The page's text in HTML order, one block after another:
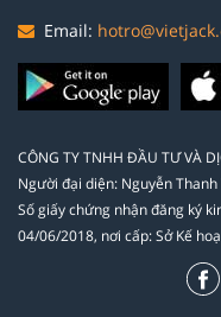
Email:
CÔNG TY TNHH ĐẦU TƯ VÀ
Người đại diện: Nguyễn Thanh
Số giấy chứng nhận đăng ký
04/06/2018, nơi cấp: Sở Kế